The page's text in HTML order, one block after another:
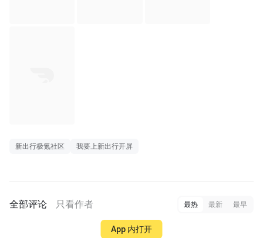
新出行极氪社区 我要上新出行开屏
全部评论 只看作者 最热 最新 最早
App 内打开